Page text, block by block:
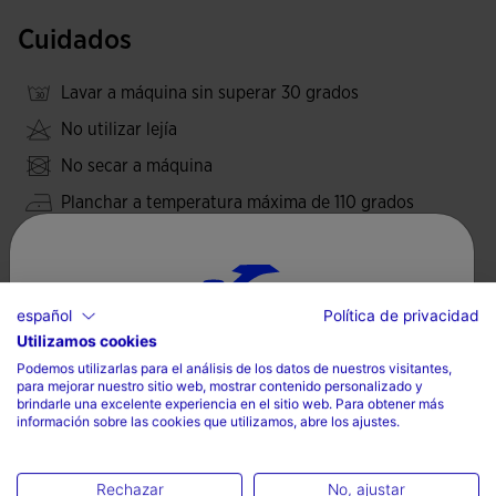
confortable y resistente a roces y lavados. Ambas prendas
ayuda a mantener la temperatura corporal del futbolista.
Logotipo Joma bordado en ambas prendas.
Cuidados
Lavar a máquina sin superar 30 grados
No utilizar lejía
No secar a máquina
Planchar a temperatura máxima de 110 grados
Valoraciones (1)
Selecciona tu país e idioma
País
España
Idioma
español
Política de privacidad
Utilizamos cookies
Podemos utilizarlas para el análisis de los datos de nuestros visitantes,
para mejorar nuestro sitio web, mostrar contenido personalizado y
brindarle una excelente experiencia en el sitio web. Para obtener más
información sobre las cookies que utilizamos, abre los ajustes.
Rechazar No, ajustar